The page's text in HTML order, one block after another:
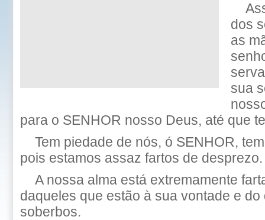
dos
as
sua
para o SENHOR nosso Deus, até que
Tem piedade de nós, ó SENHOR,
pois estamos assaz fartos de desprezo.
A nossa alma está extremamente
daqueles que estão à sua vontade e
soberbos.